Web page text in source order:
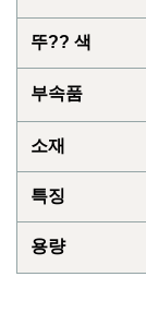
뚜?? 색
부속품
소재
특징
용량